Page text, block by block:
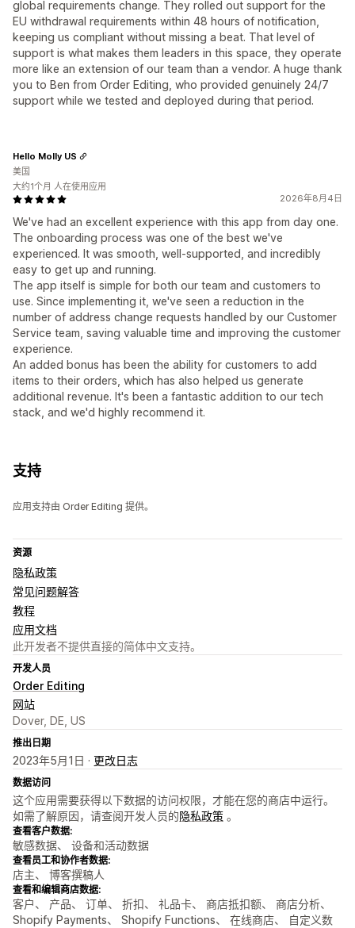
global requirements change. They rolled out support for the
EU withdrawal requirements within 48 hours of notification,
keeping us compliant without missing a beat. That level of
support is what makes them leaders in this space, they operate
more like an extension of our team than a vendor. A huge thank
you to Ben from Order Editing, who provided genuinely 24/7
support while we tested and deployed during that period.
2026年8月4日
We've had an excellent experience with this app from day one.
The onboarding process was one of the best we've
experienced. It was smooth, well-supported, and incredibly
easy to get up and running.
The app itself is simple for both our team and customers to
use. Since implementing it, we've seen a reduction in the
number of address change requests handled by our Customer
Service team, saving valuable time and improving the customer
experience.
An added bonus has been the ability for customers to add
items to their orders, which has also helped us generate
additional revenue. It's been a fantastic addition to our tech
stack, and we'd highly recommend it.
Hello Molly US
美国
大约1个月 人在使用应用
支持
应用支持由 Order Editing 提供。
资源
隐私政策
常见问题解答
教程
应用文档
此开发者不提供直接的简体中文支持。
开发人员
Order Editing
网站
Dover, DE, US
推出日期
2023年5月1日 · 更改日志
数据访问
这个应用需要获得以下数据的访问权限，才能在您的商店中运行。
如需了解原因，请查阅开发人员的隐私政策 。
查看客户数据:
敏感数据、 设备和活动数据
查看员工和协作者数据:
店主、 博客撰稿人
查看和编辑商店数据:
客户、 产品、 订单、 折扣、 礼品卡、 商店抵扣额、 商店分析、
Shopify Payments、 Shopify Functions、 在线商店、 自定义数